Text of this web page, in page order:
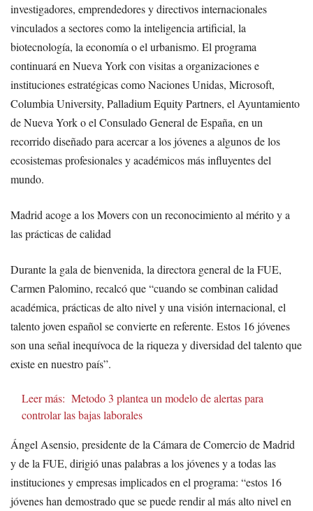
investigadores, emprendedores y directivos internacionales
vinculados a sectores como la inteligencia artificial, la
biotecnología, la economía o el urbanismo. El programa
continuará en Nueva York con visitas a organizaciones e
instituciones estratégicas como Naciones Unidas, Microsoft,
Columbia University, Palladium Equity Partners, el Ayuntamiento
de Nueva York o el Consulado General de España, en un
recorrido diseñado para acercar a los jóvenes a algunos de los
ecosistemas profesionales y académicos más influyentes del
mundo.
Madrid acoge a los Movers con un reconocimiento al mérito y a
las prácticas de calidad
Durante la gala de bienvenida, la directora general de la FUE,
Carmen Palomino, recalcó que “cuando se combinan calidad
académica, prácticas de alto nivel y una visión internacional, el
talento joven español se convierte en referente. Estos 16 jóvenes
son una señal inequívoca de la riqueza y diversidad del talento que
existe en nuestro país”.
Leer más: Metodo 3 plantea un modelo de alertas para
controlar las bajas laborales
Ángel Asensio, presidente de la Cámara de Comercio de Madrid
y de la FUE, dirigió unas palabras a los jóvenes y a todas las
instituciones y empresas implicados en el programa: “estos 16
jóvenes han demostrado que se puede rendir al más alto nivel en